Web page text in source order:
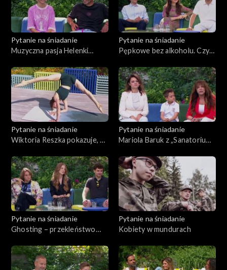
Pytanie na śniadanie
Muzyczna pasja Helenki
manifestem młodego
pokolenia
Pytanie na śniadanie
Pępkowe bez alkoholu. Czy
Pytanie na śniadanie
Wiktoria Reszka pokazuje, co
Pytanie na śniadanie
Mariola Baruk z „Sanatorium
Polskę
Pytanie na śniadanie
Ghosting – przekleństwo
Pytanie na śniadanie
Kobiety w mundurach